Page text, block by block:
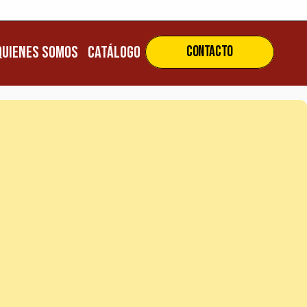
Somos
Somos
CATÁLOGO
CATÁLOGO
Contacto